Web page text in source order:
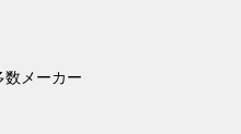
数メーカー